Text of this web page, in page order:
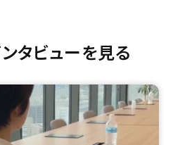
タビューを見る